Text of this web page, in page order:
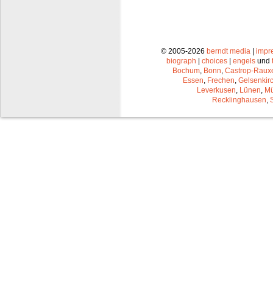
© 2005-2026 berndt media |
biograph | choices | engels und
Bochum Bonn Castrop-
Essen Frechen
Leverkusen Lünen
Recklinghausen